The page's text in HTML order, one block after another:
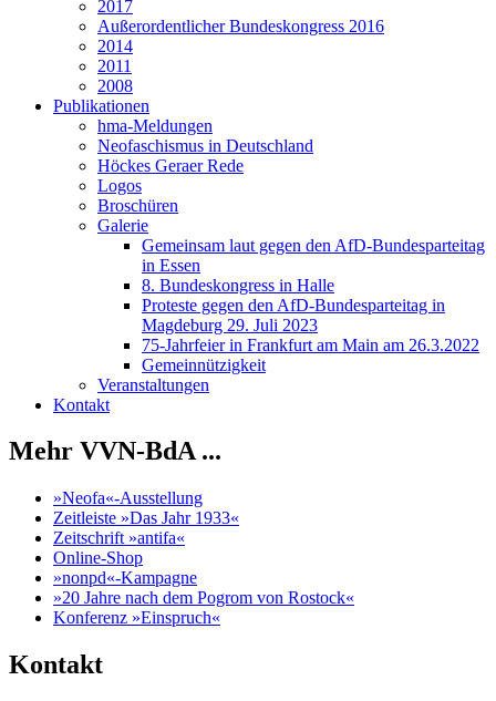
2017
Außerordentlicher Bundeskongress 2016
2014
2011
2008
Publikationen
hma-Meldungen
Neofaschismus in Deutschland
Höckes Geraer Rede
Logos
Broschüren
Galerie
Gemeinsam laut gegen den AfD-Bundesparteitag
in Essen
8. Bundeskongress in Halle
Proteste gegen den AfD-Bundesparteitag in
Magdeburg 29. Juli 2023
75-Jahrfeier in Frankfurt am Main am 26.3.2022
Gemeinnützigkeit
Veranstaltungen
Kontakt
Mehr VVN-BdA ...
»Neofa«-Ausstellung
Zeitleiste »Das Jahr 1933«
Zeitschrift »antifa«
Online-Shop
»nonpd«-Kampagne
»20 Jahre nach dem Pogrom von Rostock«
Konferenz »Einspruch«
Kontakt